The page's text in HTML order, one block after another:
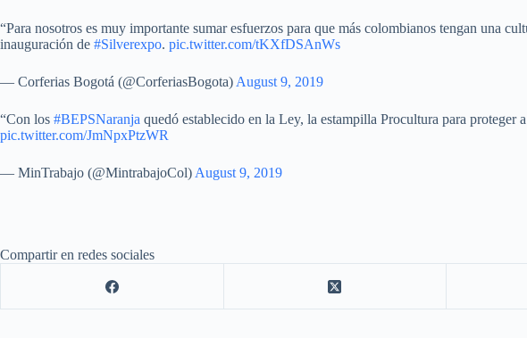
“Para nosotros es muy importante sumar esfuerzos para que más colombianos tengan una
inauguración de #Silverexpo. pic.twitter.com/tKXfDSAnWs
— Corferias Bogotá (@CorferiasBogota) August 9, 2019
“Con los #BEPSNaranja quedó establecido en la Ley, la estampilla Procultura para proteger
pic.twitter.com/JmNpxPtzWR
— MinTrabajo (@MintrabajoCol) August 9, 2019
Compartir en redes sociales